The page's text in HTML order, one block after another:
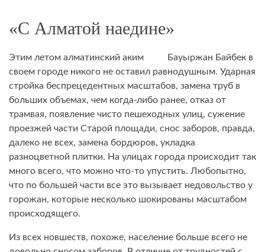
«С Алматой наедине»
Этим летом алматинский аким Бауыржан Байбек в
своем городе никого не оставил равнодушным. Ударная
стройка беспрецедентных масштабов, замена труб в
больших объемах, чем когда-либо ранее, отказ от
трамвая, появление чисто пешеходных улиц, сужение
проезжей части Старой площади, снос заборов, правда,
далеко не всех, замена бордюров, укладка
разноцветной плитки. На улицах города происходит так
много всего, что можно что-то упустить. Любопытно,
что по большей части все это вызывает недовольство у
горожан, которые несколько шокированы масштабом
происходящего.
Из всех новшеств, похоже, население больше всего не